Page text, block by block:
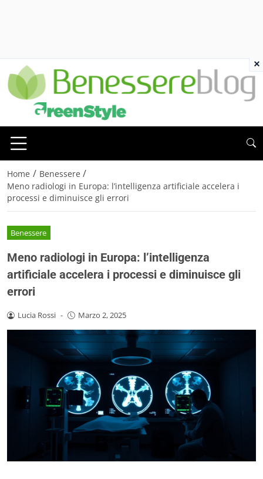
Home / Benessere /
Meno radiologi in Europa: l’intelligenza artificiale accelera i
processi e diminuisce gli errori
Benessere
Meno radiologi in Europa: l’intelligenza
artificiale accelera i processi e diminuisce gli
errori
Lucia Rossi - Marzo 2, 2025
×